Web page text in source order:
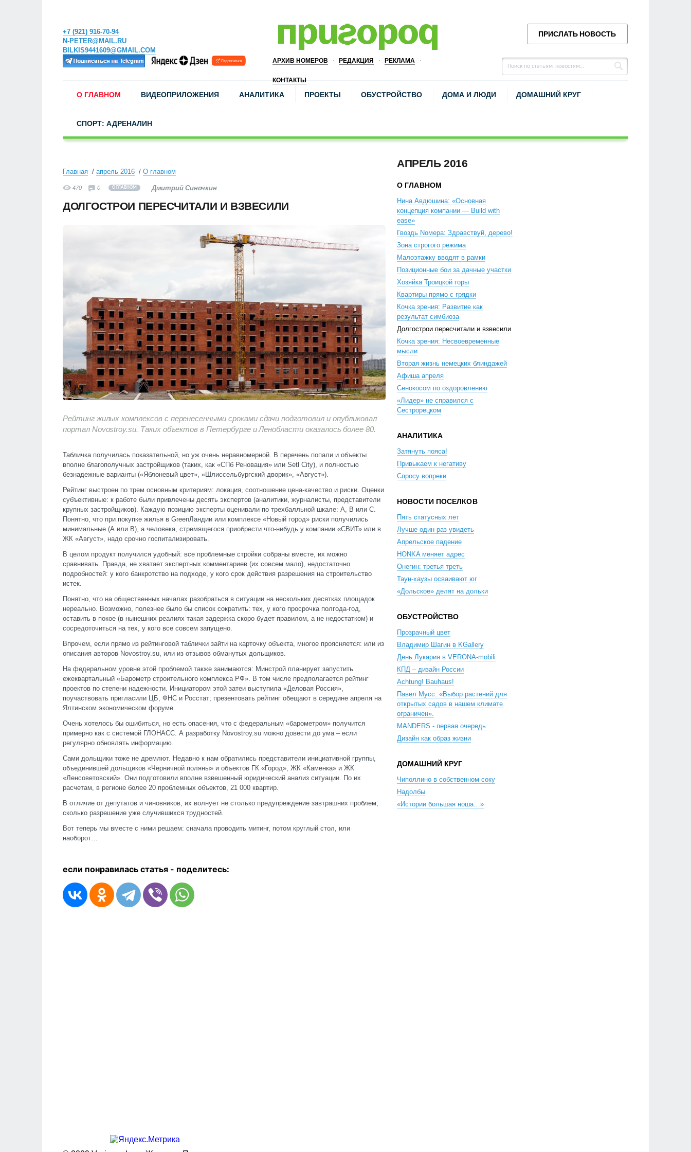
+7 (921) 916-70-94
N-PETER@MAIL.RU
BILKIS9441609@GMAIL.COM
АРХИВ НОМЕРОВ РЕДАКЦИЯ РЕКЛАМА
КОНТАКТЫ
ПРИСЛАТЬ НОВОСТЬ
О ГЛАВНОМ ВИДЕОПРИЛОЖЕНИЯ АНАЛИТИКА ПРОЕКТЫ ОБУСТРОЙСТВО ДОМА И ЛЮДИ ДОМАШНИЙ КРУГ
СПОРТ: АДРЕНАЛИН
Главная апрель 2016 О главном
470 0 О ГЛАВНОМ Дмитрий Синочкин
ДОЛГОСТРОИ ПЕРЕСЧИТАЛИ И ВЗВЕСИЛИ
Рейтинг жилых комплексов с перенесенными сроками сдачи подготовил и опубликовал
портал Novostroy.su. Таких объектов в Петербурге и Ленобласти оказалось более 80.
Табличка получилась показательной, но уж очень неравномерной. В перечень попали и объекты
вполне благополучных застройщиков (таких, как «СПб Реновация» или Setl City), и полностью
безнадежные варианты («Яблоневый цвет», «Шлиссельбургский дворик», «Август»).
Рейтинг выстроен по трем основным критериям: локация, соотношение цена-качество и риски. Оценки
субъективные: к работе были привлечены десять экспертов (аналитики, журналисты, представители
крупных застройщиков). Каждую позицию эксперты оценивали по трехбалльной шкале: А, В или С.
Понятно, что при покупке жилья в GreenЛандии или комплексе «Новый город» риски получились
минимальные (А или В), а человека, стремящегося приобрести что-нибудь у компании «СВИТ» или в
ЖК «Август», надо срочно госпитализировать.
В целом продукт получился удобный: все проблемные стройки собраны вместе, их можно
сравнивать. Правда, не хватает экспертных комментариев (их совсем мало), недостаточно
подробностей: у кого банкротство на подходе, у кого срок действия разрешения на строительство
истек.
Понятно, что на общественных началах разобраться в ситуации на нескольких десятках площадок
нереально. Возможно, полезнее было бы список сократить: тех, у кого просрочка полгода-год,
оставить в покое (в нынешних реалиях такая задержка скоро будет правилом, а не недостатком) и
сосредоточиться на тех, у кого все совсем запущено.
Впрочем, если прямо из рейтинговой таблички зайти на карточку объекта, многое проясняется: или из
описания авторов Novostroy.su, или из отзывов обманутых дольщиков.
На федеральном уровне этой проблемой также занимаются: Минстрой планирует запустить
ежеквартальный «Барометр строительного комплекса РФ». В том числе предполагается рейтинг
проектов по степени надежности. Инициатором этой затеи выступила «Деловая Россия»,
поучаствовать пригласили ЦБ, ФНС и Росстат; презентовать рейтинг обещают в середине апреля на
Ялтинском экономическом форуме.
Очень хотелось бы ошибиться, но есть опасения, что с федеральным «барометром» получится
примерно как с системой ГЛОНАСС. А разработку Novostroy.su можно довести до ума – если
регулярно обновлять информацию.
Сами дольщики тоже не дремлют. Недавно к нам обратились представители инициативной группы,
объединившей дольщиков «Черничной поляны» и объектов ГК «Город», ЖК «Каменка» и ЖК
«Ленсоветовский». Они подготовили вполне взвешенный юридический анализ ситуации. По их
расчетам, в регионе более 20 проблемных объектов, 21 000 квартир.
В отличие от депутатов и чиновников, их волнует не столько предупреждение завтрашних проблем,
сколько разрешение уже случившихся трудностей.
Вот теперь мы вместе с ними решаем: сначала проводить митинг, потом круглый стол, или
наоборот…
если понравилась статья - поделитесь:
АПРЕЛЬ 2016
О ГЛАВНОМ
Нина Авдюшина: «Основная
концепция компании — Build with
ease»
Гвоздь Nомера: Здравствуй, дерево!
Зона строгого режима
Малоэтажку вводят в рамки
Позиционные бои за дачные участки
Хозяйка Троицкой горы
Квартиры прямо с грядки
Кочка зрения: Развитие как
результат симбиоза
Долгострои пересчитали и взвесили
Кочка зрения: Несвоевременные
мысли
Вторая жизнь немецких блиндажей
Афиша апреля
Сенокосом по оздоровлению
«Лидер» не справился с
Сестрорецком
АНАЛИТИКА
Затянуть пояса!
Привыкаем к негативу
Спросу вопреки
НОВОСТИ ПОСЕЛКОВ
Пять статусных лет
Лучше один раз увидеть
Апрельское падение
HONKA меняет адрес
Онегин: третья треть
Таун-хаузы осваивают юг
«Дольское» делят на дольки
ОБУСТРОЙСТВО
Прозрачный цвет
Владимир Шагин в KGallery
День Лукария в VERONA-mobili
КПД – дизайн России
Achtung! Bauhaus!
Павел Мусс: «Выбор растений для
открытых садов в нашем климате
ограничен».
MANDERS - первая очередь
Дизайн как образ жизни
ДОМАШНИЙ КРУГ
Чиполлино в собственном соку
Надолбы
«Истории большая ноша…»